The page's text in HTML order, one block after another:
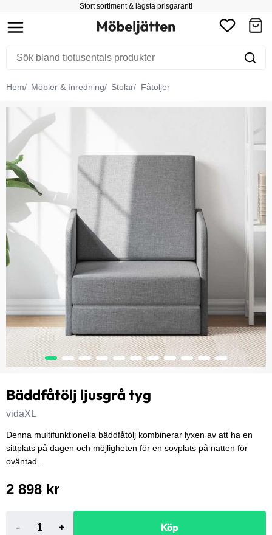
Stort sortiment & lägsta prisgaranti
Hem Möbler & Inredning Stolar Fåtöljer
Bäddfåtölj ljusgrå tyg
vidaXL
Denna multifunktionella bäddfåtölj kombinerar lyxen av att ha en
sittplats på dagen och möjligheten för en sovplats på natten för
oväntad...
2 898 kr
- + Köp